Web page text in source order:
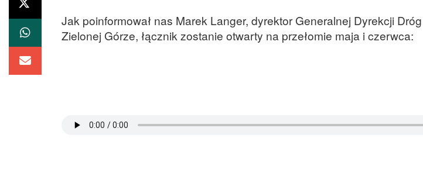
Jak poinformował nas Marek Langer, dyrektor Generalnej Dyrekcji
Zielonej Górze, łącznik zostanie otwarty na przełomie maja i czerwca: